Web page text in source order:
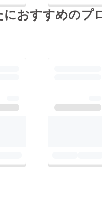
におすすめのプ